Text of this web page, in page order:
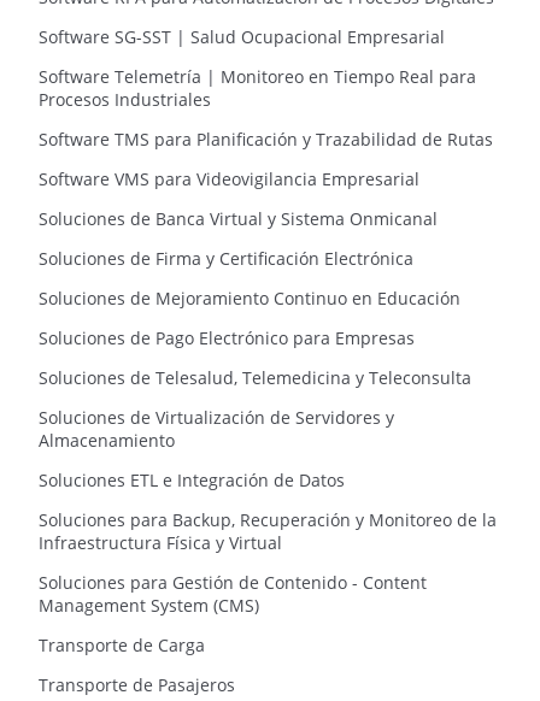
Software SG-SST | Salud Ocupacional Empresarial
Software Telemetría | Monitoreo en Tiempo Real para
Procesos Industriales
Software TMS para Planificación y Trazabilidad de Rutas
Software VMS para Videovigilancia Empresarial
Soluciones de Banca Virtual y Sistema Onmicanal
Soluciones de Firma y Certificación Electrónica
Soluciones de Mejoramiento Continuo en Educación
Soluciones de Pago Electrónico para Empresas
Soluciones de Telesalud, Telemedicina y Teleconsulta
Soluciones de Virtualización de Servidores y
Almacenamiento
Soluciones ETL e Integración de Datos
Soluciones para Backup, Recuperación y Monitoreo de la
Infraestructura Física y Virtual
Soluciones para Gestión de Contenido - Content
Management System (CMS)
Transporte de Carga
Transporte de Pasajeros